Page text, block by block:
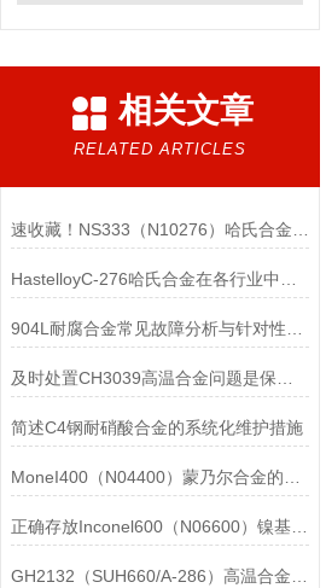
相关文章
RELATED ARTICLES
简述C4钢耐硝酸合金的系统化维护措施
正确存放Inconel600（N06600）镍基合金的重要性介绍